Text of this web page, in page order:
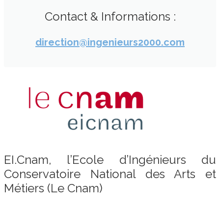
Contact & Informations :
direction@ingenieurs2000.com
EI.Cnam, l’Ecole d’Ingénieurs du
Conservatoire National des Arts et
Métiers (Le Cnam)